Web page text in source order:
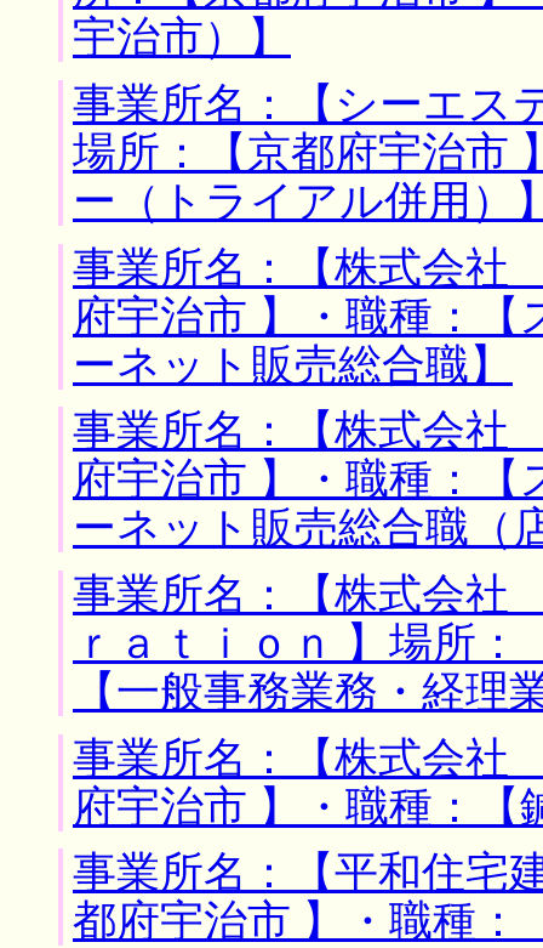
宇治市）】
事業所名：【シーエ
場所：【京都府宇治市
ー（トライアル併用）
事業所名：【株式会
府宇治市 】・職種：
ーネット販売総合職】
事業所名：【株式会
府宇治市 】・職種：
ーネット販売総合職（
事業所名：【株式会社
ｒａｔｉｏｎ 】場所
【一般事務業務・経理
事業所名：【株式会
府宇治市 】・職種：
事業所名：【平和住宅
都府宇治市 】・職種：